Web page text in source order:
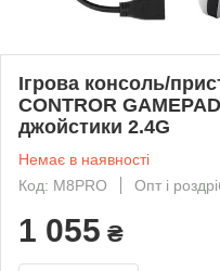
Ігрова консоль/
CONTROR
джойстики 2.4G
Немає в наявності
Код: M8PRO
Опт і
1 055 ₴